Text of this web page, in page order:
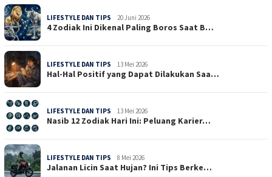
LIFESTYLE DAN TIPS 20 Juni 2026
4 Zodiak Ini Dikenal Paling Boros Saat B…
LIFESTYLE DAN TIPS 13 Mei 2026
Hal-Hal Positif yang Dapat Dilakukan Saa…
LIFESTYLE DAN TIPS 13 Mei 2026
Nasib 12 Zodiak Hari Ini: Peluang Karier…
LIFESTYLE DAN TIPS 8 Mei 2026
Jalanan Licin Saat Hujan? Ini Tips Berke…